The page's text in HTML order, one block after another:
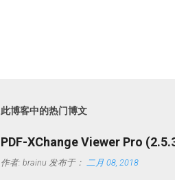
此博客中的热门博文
PDF-XChange Viewer Pro
作者: brainu 发布于： 二月 08, 2018